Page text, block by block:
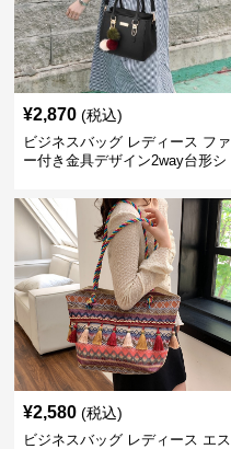
¥2,870 (税込)
ビジネスバッグ レディース ファ
ー付き金具デザイン2way台形シ
¥2,580 (税込)
ビジネスバッグ レディース エス